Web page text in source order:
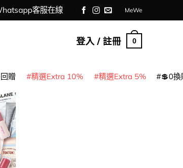
客服在線 MeWe
登入 / 註冊 0
贈 精選Extra 10% 精選Extra 5% 💲0換